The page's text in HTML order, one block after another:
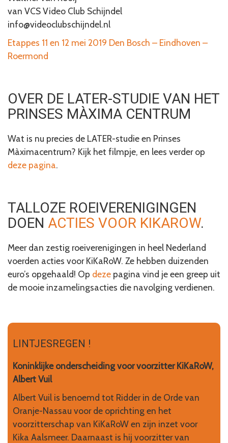
van VCS Video Club Schijndel
info@videoclubschijndel.nl
Etappes 11 en 12 mei 2019 Den Bosch – Eindhoven –
Roermond
OVER DE LATER-STUDIE VAN HET
PRINSES MÀXIMA CENTRUM
Wat is nu precies de LATER-studie en Prinses
Màximacentrum? Kijk het filmpje, en lees verder op
deze pagina.
TALLOZE ROEIVERENIGINGEN
DOEN ACTIES VOOR KIKAROW.
Meer dan zestig roeiverenigingen in heel Nederland
voerden acties voor KiKaRoW. Ze hebben duizenden
euro’s opgehaald! Op deze pagina vind je een greep uit
de mooie inzamelingsacties die navolging verdienen.
LINTJESREGEN !
Koninklijke onderscheiding voor voorzitter KiKaRoW,
Albert Vuil
Albert Vuil is benoemd tot Ridder in de Orde van
Oranje-Nassau voor de oprichting en het
voorzitterschap van KiKaRoW en zijn inzet voor
Kika Aalsmeer. Daarnaast is hij voorzitter van